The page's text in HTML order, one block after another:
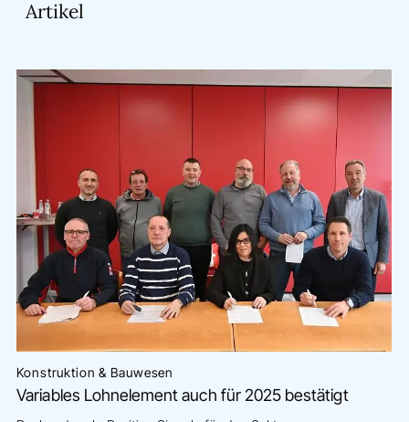
Artikel
Konstruktion & Bauwesen
Variables Lohnelement auch für 2025 bestätigt